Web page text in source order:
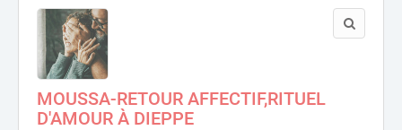
MOUSSA-RETOUR AFFECTIF,RITUEL
D'AMOUR À DIEPPE